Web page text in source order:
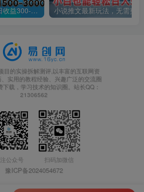
网创项目，刚上手日收益300-500左右，熟悉后日收益1500-3000
目的实操拆解测评,以丰富的互联网资
实用的教程经验、兴趣广泛的交流圈
下载，学习技术的知识圈。站长QQ：
21306562
公众号 扫码加微信
豫ICP备2024054672